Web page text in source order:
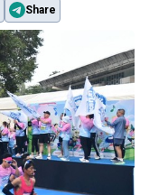
Share